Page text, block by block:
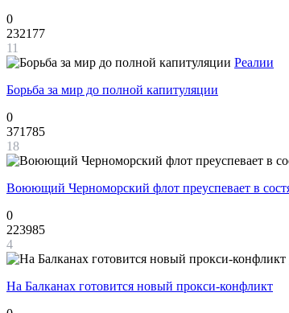
0
232177
11
Реалии
Борьба за мир до полной капитуляции
0
371785
18
Воюющий Черноморский флот преуспевает в
0
223985
4
На Балканах готовится новый прокси-конфликт